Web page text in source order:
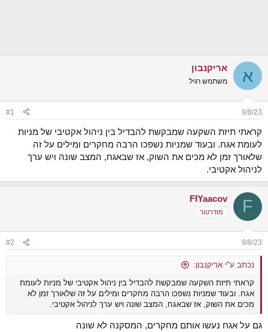
ר
י
א אריקנבון
משתמש רגיל
9/8/23
#1
קראתי תיזת השקעה שמבקשת להבדיל בין ניהול אקטיבי של מניות
לעומת אגח. ובעוד שמניות נשפכו הרבה מחקרים ומילים על זה
שלאורך זמן לא מכים את השוק, אז שבאגח, המצב שונה ויש ערך
לניהול אקטיבי.
F
FIYaacov
מודרטור
9/8/23
#2
נכתב ע"י אריקנבון:
קראתי תיזת השקעה שמבקשת להבדיל בין ניהול אקטיבי של מניות לעומת
אגח. ובעוד שמניות נשפכו הרבה מחקרים ומילים על זה שלאורך זמן לא
מכים את השוק, אז שבאגח, המצב שונה ויש ערך לניהול אקטיבי.
גם על אגח נעשו אותם מחקרים, המסקנה לא שונה